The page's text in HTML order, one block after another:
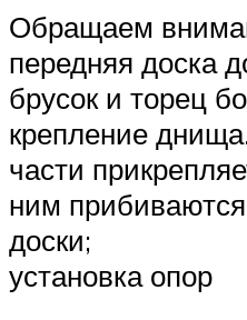
Обращаем
передняя доска
брусок и торец
крепление
части
ним
доски;
установка опор